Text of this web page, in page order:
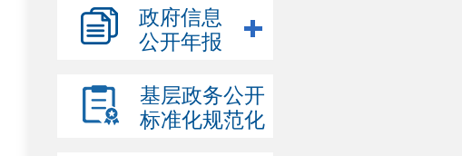
政府信息
公开年报
基层政务公开
标准化规范化